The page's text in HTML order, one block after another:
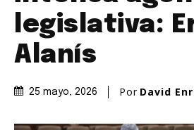
legislativa:
Alanís
25 mayo, 2026 Por David